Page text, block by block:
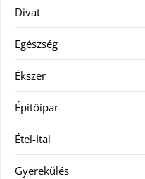
Divat
Egészség
Ékszer
Építőipar
Étel-Ital
Gyerekülés